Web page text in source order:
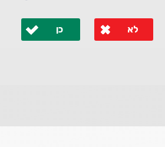
לא כן